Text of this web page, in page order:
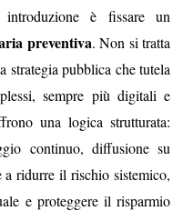
è fissare un
preventiva. Non si tratta
strategia pubblica che tutela
sempre più digitali e
una logica strutturata:
continuo, diffusione su
ridurre il rischio sistemico,
e proteggere il risparmio